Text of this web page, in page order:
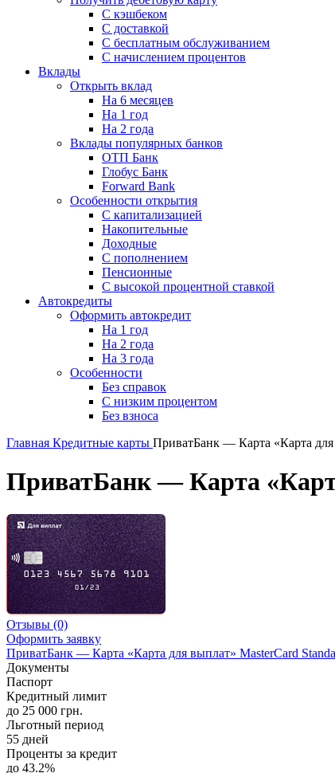
С кэшбеком
С доставкой
С бесплатным обслуживанием
С начислением процентов
Вклады
Открыть вклад
На 6 месяцев
На 1 год
На 2 года
Вклады популярных банков
ОТП Банк
Глобус Банк
Forward Bank
Особенности открытия
С капитализацией
Накопительные
Доходные
С пополнением
Пенсионные
С высокой процентной ставкой
Автокредиты
Оформить автокредит
На 1 год
На 2 года
На 3 года
Особенности
Без справок
С низким процентом
Без взноса
Главная Кредитные карты ПриватБанк — Карта «Карта
ПриватБанк — Карта
Отзывы (0)
Оформить заявку
ПриватБанк — Карта «Карта для выплат» MasterCard
Документы
Паспорт
Кредитный лимит
до 25 000 грн.
Льготный период
55 дней
Проценты за кредит
до 43.2%